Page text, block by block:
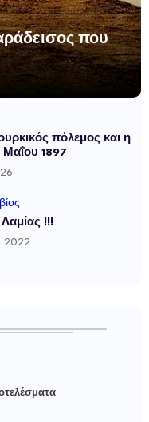
που
πόλεμος και η
1897
!!!
2022